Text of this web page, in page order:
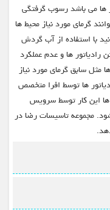
ها می باشد رسوب گرفتگی
گرمای مورد نیاز محیط ها
با استفاده از آب گردش
ها و عدم عملکرد
مثل سابق گرمای مورد نیاز
ها توسط افرا متخصص
این کار توسط سرویس
مجموعه تاسیسات رضا در